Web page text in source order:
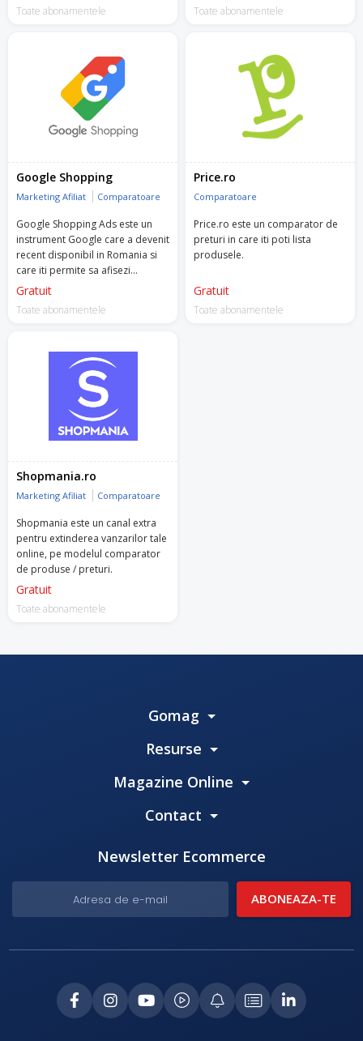
Toate abonamentele Toate abonamentele
Google Shopping
Marketing Afiliat Comparatoare
Google Shopping Ads este un
instrument Google care a devenit
recent disponibil in Romania si
care iti permite sa afisezi
produsele si detaliile lor.
Gratuit
Toate abonamentele
Price.ro
Comparatoare
Price.ro este un comparator de
preturi in care iti poti lista
produsele.
Gratuit
Toate abonamentele
Shopmania.ro
Marketing Afiliat Comparatoare
Shopmania este un canal extra
pentru extinderea vanzarilor tale
online, pe modelul comparator
de produse / preturi.
Gratuit
Toate abonamentele
Gomag
Resurse
Magazine Online
Contact
Newsletter Ecommerce